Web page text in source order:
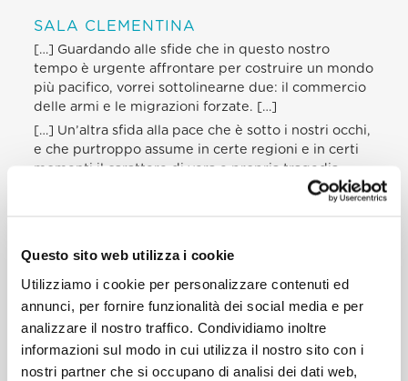
Questo sito web utilizza i cookie
Utilizziamo i cookie per personalizzare contenuti ed
annunci, per fornire funzionalità dei social media e per
analizzare il nostro traffico. Condividiamo inoltre
informazioni sul modo in cui utilizza il nostro sito con i
nostri partner che si occupano di analisi dei dati web,
SALA CLEMENTINA
[…] Guardando alle sfide che in questo nostro
tempo è urgente affrontare per costruire un mondo
più pacifico, vorrei sottolinearne due: il commercio
delle armi e le migrazioni forzate. […]
[…] Un’altra sfida alla pace che è sotto i nostri occhi,
e che purtroppo assume in certe regioni e in certi
momenti il carattere di vera e propria tragedia
umana, è quello delle migrazioni forzate. Si tratta di
delle forze sociali, come pure delle comunità
religiose e del volontariato, per cercare di
rispondere in modo civile e organizzato agli aspetti
più critici, alle emergenze, alle situazioni di
conto che non ci si può limitare a rincorrere le